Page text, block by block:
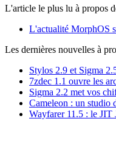
L'article le plus lu à propos
L'actualité MorphOS
Les dernières nouvelles à
Stylos 2.9 et Sigma
7zdec 1.1 ouvre les
Sigma 2.2 met vos
Cameleon : un studio
Wayfarer 11.5 : le JIT